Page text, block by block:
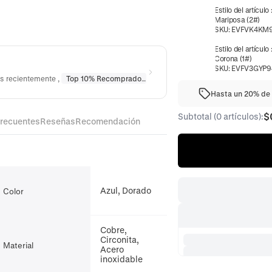
recientemente , Top 10% Recomprado
ReseñasRecomendación
Color Azul, Dorado
Material
Cobre,
Circonita,
Acero
inoxidable
Estilo del artículo
Mariposa (2#)
SKU:
Estilo del artículo
Corona (1#)
SKU:
Hasta un 20%
Subtotal (0 artículos):